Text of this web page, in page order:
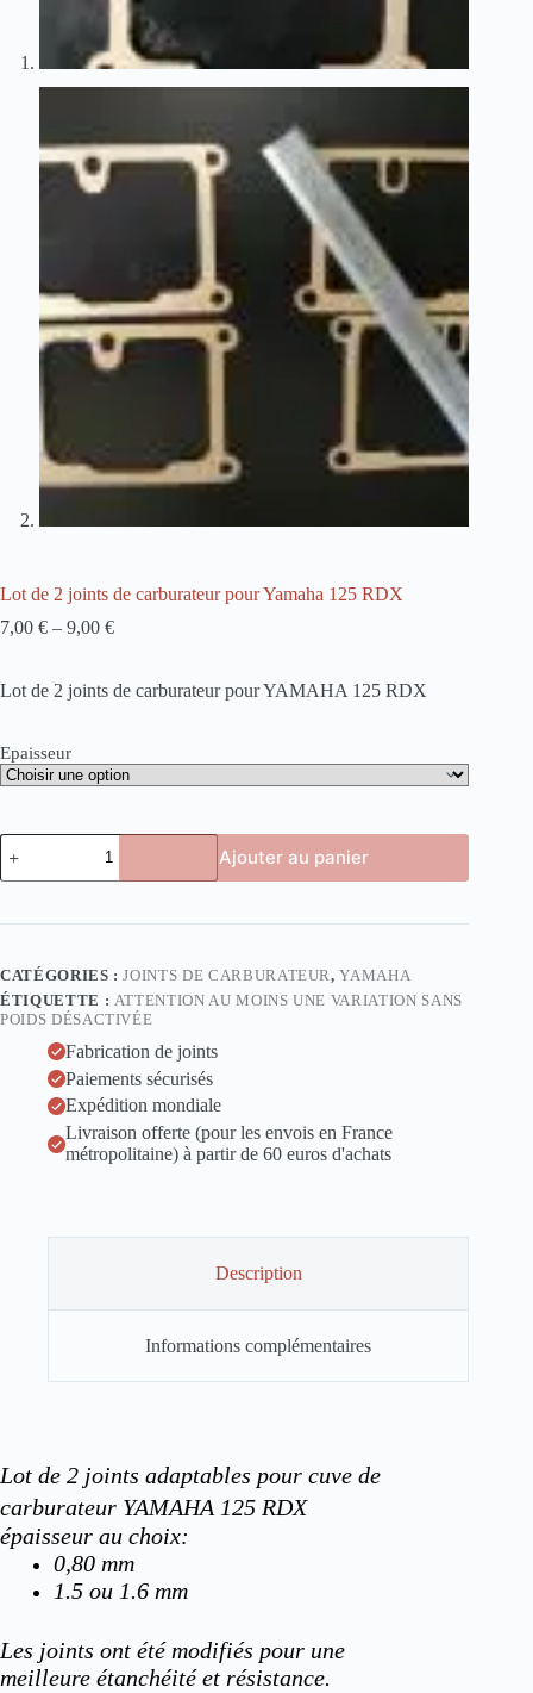
Lot de 2 joints de carburateur pour Yamaha 125 RDX
7,00 € – 9,00 €
Lot de 2 joints de carburateur pour YAMAHA 125 RDX
Epaisseur
quantité
de
Lot
2
carburateur
pour
Yamaha
Ajouter au panier
CATÉGORIES :JOINTS DE CARBURATEUR,YAMAHA
ÉTIQUETTE : ATTENTION AU MOINS UNE VARIATION SANS
POIDS DÉSACTIVÉE
Fabrication de joints
Paiements sécurisés
Expédition mondiale
Livraison offerte (pour les envois en France
métropolitaine) à partir de 60 euros d'achats
Description
Informations complémentaires
Lot de 2 joints adaptables pour cuve de
carburateur YAMAHA 125 RDX
épaisseur au choix:
0,80 mm
1.5 ou 1.6 mm
Les joints ont été modifiés pour une
meilleure étanchéité et résistance.